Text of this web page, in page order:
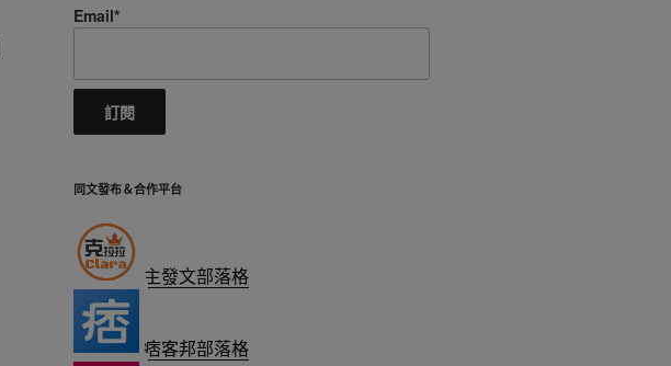
Email*
同文發布＆合作平台
主發文部落格
痞客邦部落格